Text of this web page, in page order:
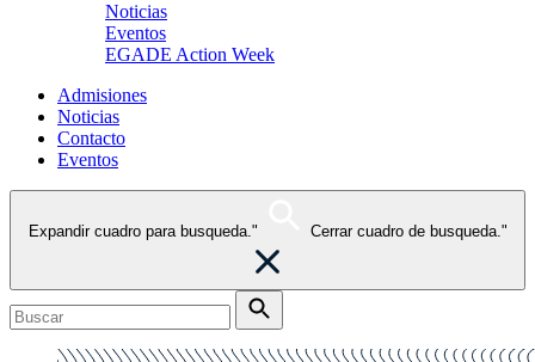
Noticias
Eventos
EGADE Action Week
Admisiones
Noticias
Contacto
Eventos
Expandir cuadro para busqueda." Cerrar cuadro de busqueda."